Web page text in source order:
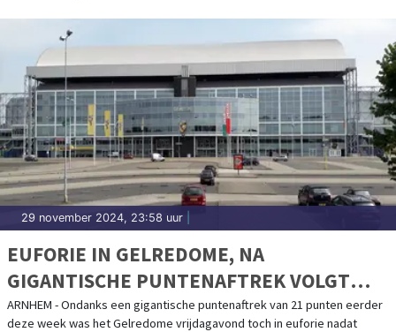
29 november 2024, 23:58 uur
EUFORIE IN GELREDOME, NA
GIGANTISCHE PUNTENAFTREK VOLGT
WINST OP HELMOND SPORT
ARNHEM - Ondanks een gigantische puntenaftrek van 21 punten eerder
deze week was het Gelredome vrijdagavond toch in euforie nadat